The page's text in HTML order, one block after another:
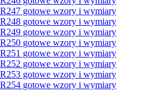
gotowe wzory i wymiary
gotowe wzory i wymiary
gotowe wzory i wymiary
gotowe wzory i wymiary
gotowe wzory i wymiary
gotowe wzory i wymiary
gotowe wzory i wymiary
gotowe wzory i wymiary